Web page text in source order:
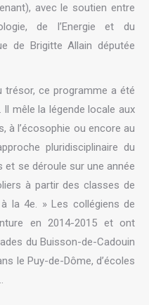
avec le soutien entre
de l’Energie et du
de Brigitte Allain députée
trésor, ce programme a été
Il mêle la légende locale aux
à l’écosophie ou encore au
pluridisciplinaire du
et se déroule sur une année
à partir des classes de
la 4e. » Les collégiens de
en 2014-2015 et ont
du Buisson-de-Cadouin
le Puy-de-Dôme, d’écoles